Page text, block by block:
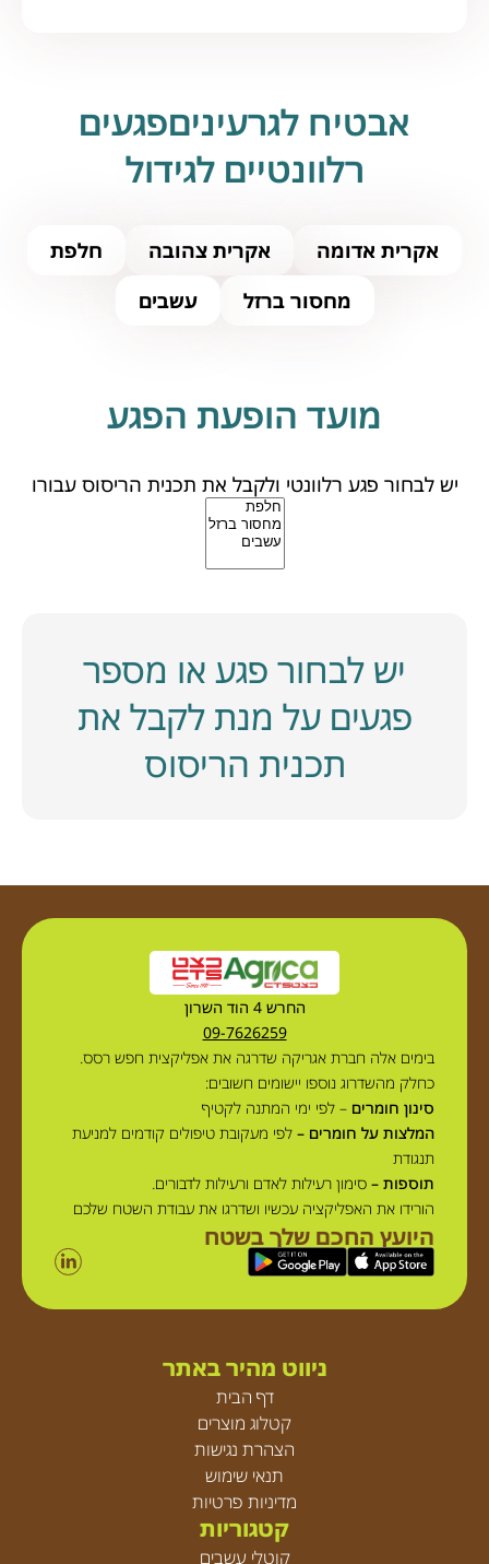
אבטיח לגרעיניםפגעים
רלוונטיים לגידול
אקרית אדומה אקרית צהובה
חלפת
מחסור ברזל
עשבים
מועד הופעת הפגע
יש לבחור פגע רלוונטי ולקבל את תכנית הריסוס עבורו
יש לבחור פגע או מספר
פגעים על מנת לקבל את
תכנית הריסוס
החרש 4 הוד השרון
09-7626259
בימים אלה חברת אגריקה שדרגה את אפליקצית חפש רסס.
כחלק מהשדרוג נוספו יישומים חשובים:
סינון חומרים – לפי ימי המתנה לקטיף
המלצות על חומרים – לפי מעקובת טיפולים קודמים למניעת
תנגודת
תוספות – סימון רעילות לאדם ורעילות לדבורים.
הורידו את האפליקציה עכשיו ושדרגו את עבודת השטח שלכם
היועץ החכם שלך בשטח
ניווט מהיר באתר
דף הבית
קטלוג מוצרים
הצהרת נגישות
תנאי שימוש
מדיניות פרטיות
קטגוריות
קוטלי עשבים